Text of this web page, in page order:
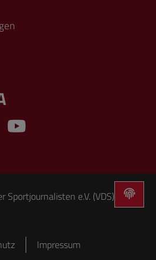
Sportjournalisten e.V. (VDS). Alle
Impressum